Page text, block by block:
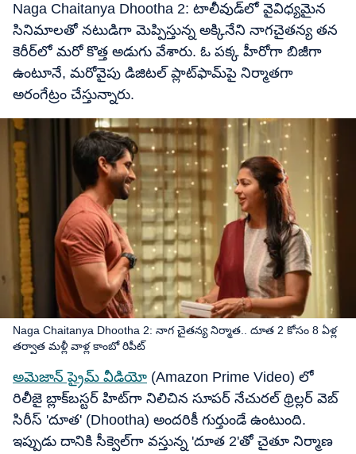
Naga Chaitanya Dhootha 2: టాలీవుడ్‌లో వైవిధ్యమైన
సినిమాలతో నటుడిగా మెప్పిస్తున్న అక్కినేని నాగచైతన్య తన
కెరీర్‌లో మరో కొత్త అడుగు వేశారు. ఓ పక్క హీరోగా బిజీగా
ఉంటూనే, మరోవైపు డిజిటల్ ప్లాట్‌ఫామ్‌పై నిర్మాతగా
అరంగేట్రం చేస్తున్నారు.
Naga Chaitanya Dhootha 2: నాగ చైతన్య నిర్మాత.. దూత 2 కోసం 8 ఏళ్ల
తర్వాత మళ్లీ వాళ్ల కాంబో రిపీట్
అమెజాన్ ప్రైమ్ వీడియో (Amazon Prime Video) లో
రిలీజై బ్లాక్‌బస్టర్ హిట్‌గా నిలిచిన సూపర్ నేచురల్ థ్రిల్లర్ వెబ్
సిరీస్ 'దూత' (Dhootha) అందరికీ గుర్తుండే ఉంటుంది.
ఇప్పుడు దానికి సీక్వెల్‌గా వస్తున్న 'దూత 2'తో చైతూ నిర్మాణ